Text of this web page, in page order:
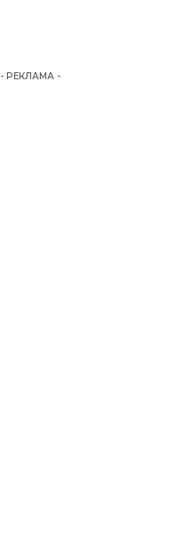
- РЕКЛАМА -